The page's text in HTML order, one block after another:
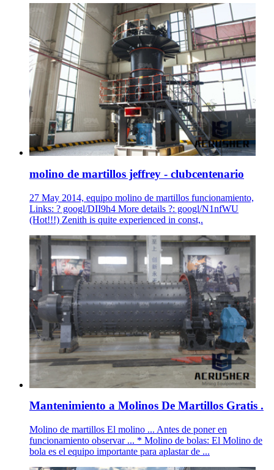
molino de martillos jeffrey - clubcentenario
27 May 2014, equipo molino de martillos funcionamiento,
Links: ? googl/DII9h4 More details ?: googl/N1nfWU
(Hot!!!) Zenith is quite experienced in const,.
Mantenimiento a Molinos De Martillos Gratis .
Molino de martillos El molino ... Antes de poner en
funcionamiento observar ... * Molino de bolas: El Molino de
bola es el equipo importante para aplastar de ...